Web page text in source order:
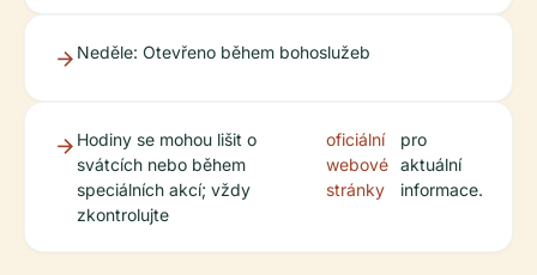
Neděle: Otevřeno během bohoslužeb
Hodiny se mohou lišit o
svátcích nebo během
speciálních akcí; vždy
zkontrolujte
oficiální
webové
stránky
pro
aktuální
informace.